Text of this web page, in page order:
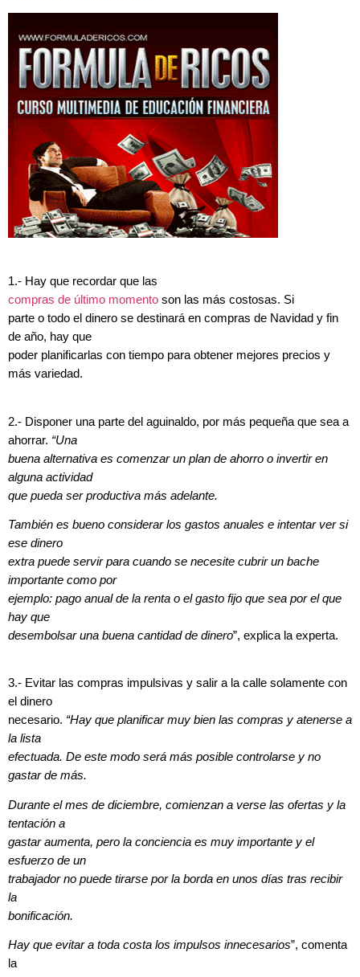
1.- Hay que recordar que las
compras de último momento son las más costosas. Si
parte o todo el dinero se destinará en compras de Navidad y fin
de año, hay que
poder planificarlas con tiempo para obtener mejores precios y
más variedad.
2.- Disponer una parte del aguinaldo, por más pequeña que sea a
ahorrar. “Una
buena alternativa es comenzar un plan de ahorro o invertir en
alguna actividad
que pueda ser productiva más adelante.
También es bueno considerar los gastos anuales e intentar ver si
ese dinero
extra puede servir para cuando se necesite cubrir un bache
importante como por
ejemplo: pago anual de la renta o el gasto fijo que sea por el que
hay que
desembolsar una buena cantidad de dinero”, explica la experta.
3.- Evitar las compras impulsivas y salir a la calle solamente con
el dinero
necesario. “Hay que planificar muy bien las compras y atenerse a
la lista
efectuada. De este modo será más posible controlarse y no
gastar de más.
Durante el mes de diciembre, comienzan a verse las ofertas y la
tentación a
gastar aumenta, pero la conciencia es muy importante y el
esfuerzo de un
trabajador no puede tirarse por la borda en unos días tras recibir
la
bonificación.
Hay que evitar a toda costa los impulsos innecesarios”, comenta
la